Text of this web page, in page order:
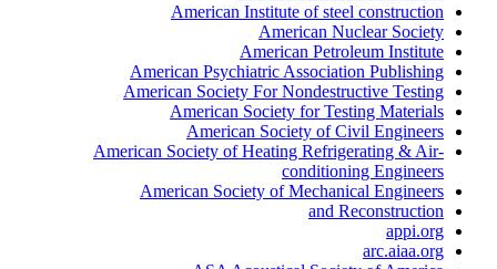
American Institute of steel construction
American Nuclear Society
American Petroleum Institute
American Psychiatric Association Publishing
American Society For Nondestructive Testing
American Society for Testing Materials
American Society of Civil Engineers
American Society of Heating Refrigerating & Air-
conditioning Engineers
American Society of Mechanical Engineers
and Reconstruction
appi.org
arc.aiaa.org